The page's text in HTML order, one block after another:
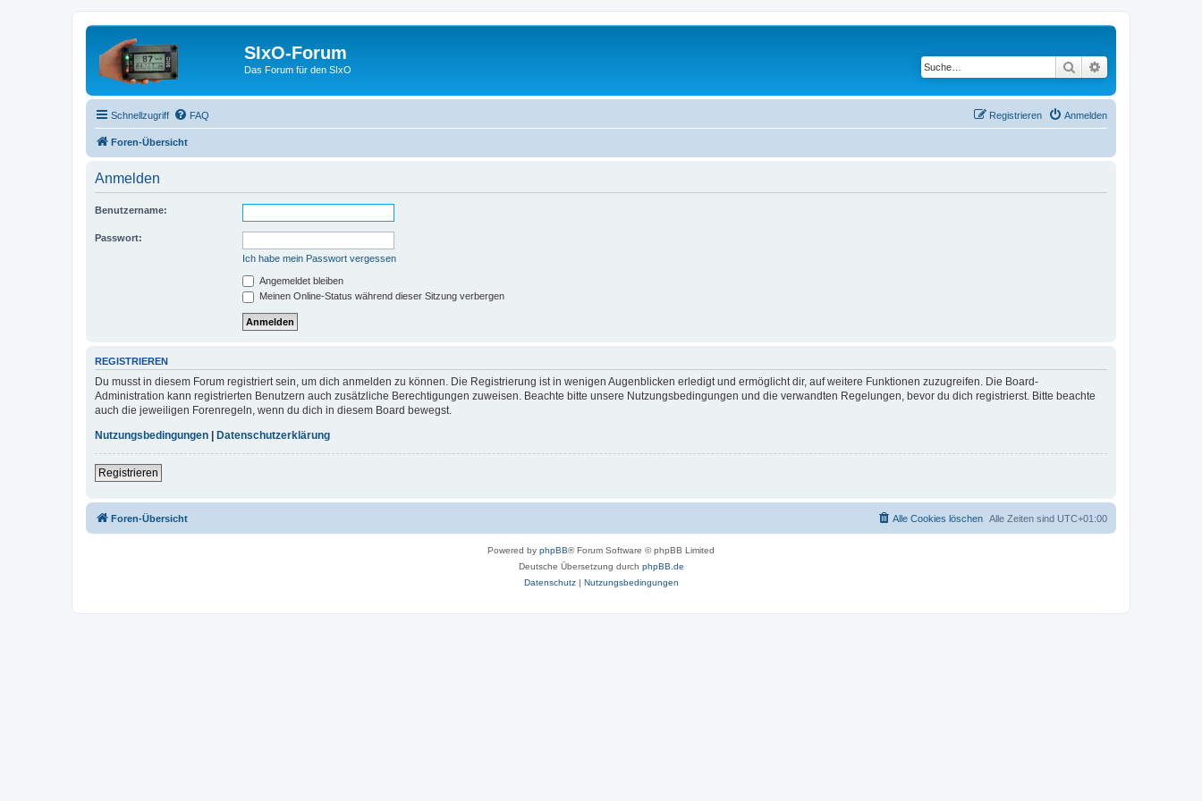
SIxO-Forum
Das Forum für den SIxO Suche
Schnellzugriff FAQ Anmelden
Registrieren
Foren-Übersicht
Anmelden
Benutzername:
Passwort:
Ich habe mein Passwort vergessen
Angemeldet bleiben
Meinen Online-Status während dieser Sitzung verbergen
REGISTRIEREN
Du musst in diesem Forum registriert sein, um dich anmelden zu können. Die Registrierung ist in wenigen Augenblicken erledigt und ermöglicht dir, auf weitere Funktionen zuzugreifen. Die Board-
Administration kann registrierten Benutzern auch zusätzliche Berechtigungen zuweisen. Beachte bitte unsere Nutzungsbedingungen und die verwandten Regelungen, bevor du dich registrierst. Bitte beachte
auch die jeweiligen Forenregeln, wenn du dich in diesem Board bewegst.
Nutzungsbedingungen
Datenschutzerklärung
Registrieren
Foren-Übersicht Alle Zeiten sind UTC+01:00
Alle Cookies löschen
Powered by phpBB® Forum Software © phpBB Limited
Deutsche Übersetzung durch phpBB.de
Datenschutz| Nutzungsbedingungen